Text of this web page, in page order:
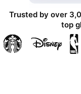
Trusted by over
top